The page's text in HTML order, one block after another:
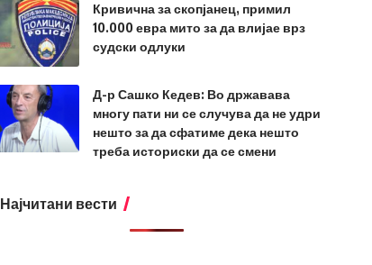
Кривична за скопјанец, примил
10.000 евра мито за да влијае врз
судски одлуки
Д-р Сашко Кедев: Во државава
многу пати ни се случува да не удри
нешто за да сфатиме дека нешто
треба историски да се смени
Најчитани вести